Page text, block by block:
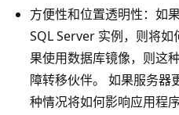
方便性和位置透明性：如
SQL Server 实例，则将如
果使用数据库镜像，则这
障转移伙伴。 如果服务器
种情况将如何影响应用程